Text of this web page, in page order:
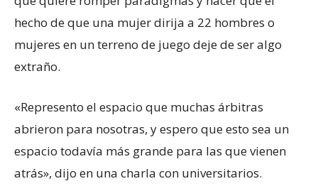
hecho de que una mujer dirija a 22 hombres o
mujeres en un terreno de juego deje de ser algo
extraño.
«Represento el espacio que muchas árbitras
abrieron para nosotras, y espero que esto sea un
espacio todavía más grande para las que vienen
atrás», dijo en una charla con universitarios.